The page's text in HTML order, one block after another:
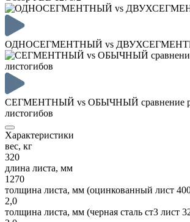
ОДНОСЕГМЕНТНЫЙ vs
СЕГМЕНТНЫЙ vs ОБЫЧНЫЙ сравнение
листогибов
Характеристики
вес, кг
320
длина листа, мм
1270
толщина листа, мм (оцинкованный лист
2,0
толщина листа, мм (черная сталь ст3 лист